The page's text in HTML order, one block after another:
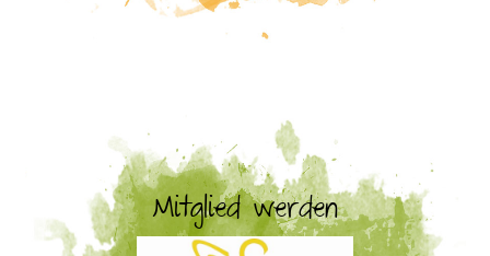
Mitglied werden